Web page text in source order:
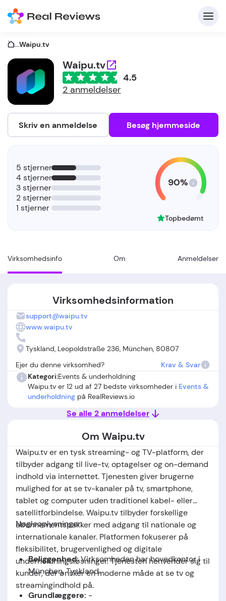
...Waipu.tv
Waipu.tv
4.5
2 anmeldelser
Skriv en anmeldelse Besøg hjemmeside
Virksomhedsinfo Om Anmeldelser
5 stjerner
4 stjerner
3 stjerner
2 stjerner
1 stjerner
90%
Topbedømt
Virksomhedsinformation
support@waipu.tv
www.waipu.tv
Tyskland, Leopoldstraße 236, München, 80807
Ejer du denne virksomhed?
Krav & Svar
Kategori:Events & underholdning
Waipu.tv er 12 ud af 27 bedste virksomheder i Events &
underholdning på RealReviews.io
Se alle 2 anmeldelser
Om Waipu.tv
Waipu.tv er en tysk streaming- og TV-platform, der
tilbyder adgang til live-tv, optagelser og on-demand
indhold via internettet. Tjenesten giver brugerne
mulighed for at se tv-kanaler på tv, smartphone,
tablet og computer uden traditionel kabel- eller
satellitforbindelse. Waipu.tv tilbyder forskellige
abonnementspakker med adgang til nationale og
internationale kanaler. Platformen fokuserer på
fleksibilitet, brugervenlighed og digitale
underholdningsløsninger. Tjenesten henvender sig til
kunder, der ønsker en moderne måde at se tv og
streamingindhold på.
Nøgleoplysninger:
Beliggenhed:Virksomheden har hovedkontor i
München, Tyskland.
Grundlæggere: -